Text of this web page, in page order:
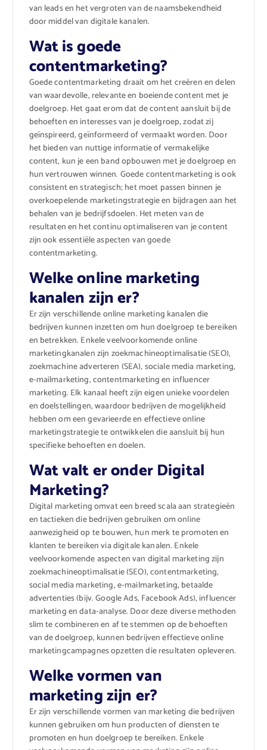
van leads en het vergroten van de naamsbekendheid
door middel van digitale kanalen.
Wat is goede
contentmarketing?
Goede contentmarketing draait om het creëren en delen
van waardevolle, relevante en boeiende content met je
doelgroep. Het gaat erom dat de content aansluit bij de
behoeften en interesses van je doelgroep, zodat zij
geïnspireerd, geïnformeerd of vermaakt worden. Door
het bieden van nuttige informatie of vermakelijke
content, kun je een band opbouwen met je doelgroep en
hun vertrouwen winnen. Goede contentmarketing is ook
consistent en strategisch; het moet passen binnen je
overkoepelende marketingstrategie en bijdragen aan het
behalen van je bedrijfsdoelen. Het meten van de
resultaten en het continu optimaliseren van je content
zijn ook essentiële aspecten van goede
contentmarketing.
Welke online marketing
kanalen zijn er?
Er zijn verschillende online marketing kanalen die
bedrijven kunnen inzetten om hun doelgroep te bereiken
en betrekken. Enkele veelvoorkomende online
marketingkanalen zijn zoekmachineoptimalisatie (SEO),
zoekmachine adverteren (SEA), sociale media marketing,
e-mailmarketing, contentmarketing en influencer
marketing. Elk kanaal heeft zijn eigen unieke voordelen
en doelstellingen, waardoor bedrijven de mogelijkheid
hebben om een gevarieerde en effectieve online
marketingstrategie te ontwikkelen die aansluit bij hun
specifieke behoeften en doelen.
Wat valt er onder Digital
Marketing?
Digital marketing omvat een breed scala aan strategieën
en tactieken die bedrijven gebruiken om online
aanwezigheid op te bouwen, hun merk te promoten en
klanten te bereiken via digitale kanalen. Enkele
veelvoorkomende aspecten van digital marketing zijn
zoekmachineoptimalisatie (SEO), contentmarketing,
social media marketing, e-mailmarketing, betaalde
advertenties (bijv. Google Ads, Facebook Ads), influencer
marketing en data-analyse. Door deze diverse methoden
slim te combineren en af te stemmen op de behoeften
van de doelgroep, kunnen bedrijven effectieve online
marketingcampagnes opzetten die resultaten opleveren.
Welke vormen van
marketing zijn er?
Er zijn verschillende vormen van marketing die bedrijven
kunnen gebruiken om hun producten of diensten te
promoten en hun doelgroep te bereiken. Enkele